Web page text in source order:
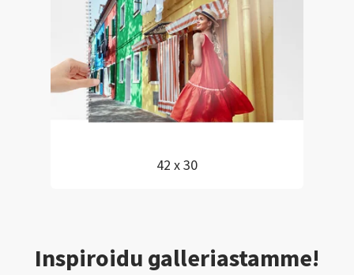
42 x 30
Inspiroidu galleriastamme!